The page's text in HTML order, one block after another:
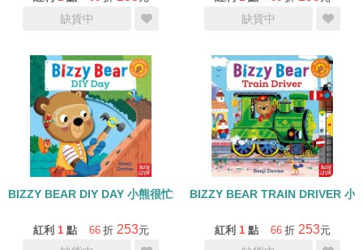
缺貨中 缺貨中
BIZZY BEAR DIY DAY 小熊很忙幼兒操作硬頁書
紅利 1 點 66 折 253元
BIZZY BEAR TRAIN DRIVER 小
紅利 1 點 66 折 253元